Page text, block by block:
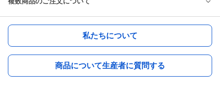
私たちについて
商品について生産者に質問する